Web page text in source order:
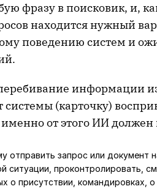
фразу в поисковик, и,
находится нужный
поведению систем и
информации
(карточку)
от этого ИИ должен
отправить запрос или документ
ситуации, проконтролировать,
о присутствии, командировках,